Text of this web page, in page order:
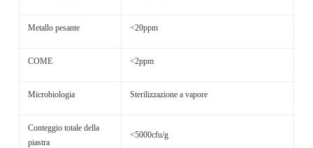
Metallo pesante <20ppm
COME <2ppm
Microbiologia Sterilizzazione a vapore
Conteggio totale della
piastra
<5000cfu/g